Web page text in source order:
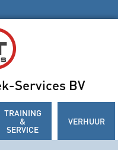
Services BV
TRAINING
&
SERVICE
VERHUUR